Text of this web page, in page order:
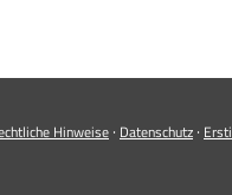
Hinweise · Datenschutz ·